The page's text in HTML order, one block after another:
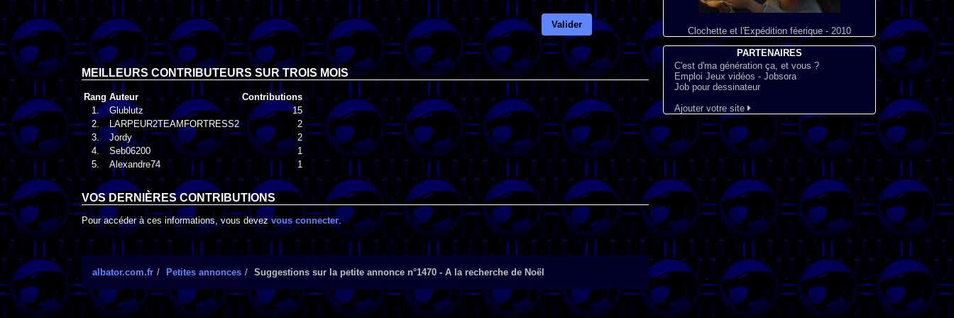
Valider
MEILLEURS CONTRIBUTEURS SUR TROIS MOIS
Rang Auteur
Contributions
1.
Glublutz
15
2.
LARPEUR2TEAMFORTRESS2
2
3.
Jordy
2
4.
Seb06200
1
5.
Alexandre74 1
VOS DERNIÈRES CONTRIBUTIONS
Pour accéder à ces informations, vous devezvous connecter.
albator.com.fr Petites annonces Suggestions sur la petite annonce n°1470 - A la recherche de Noël
Clochette et l'Expédition féerique - 2010
PARTENAIRES
C'est d'ma génération ça, et vous ?
Emploi Jeux vidéos - Jobsora
Job pour dessinateur
Ajouter votre site